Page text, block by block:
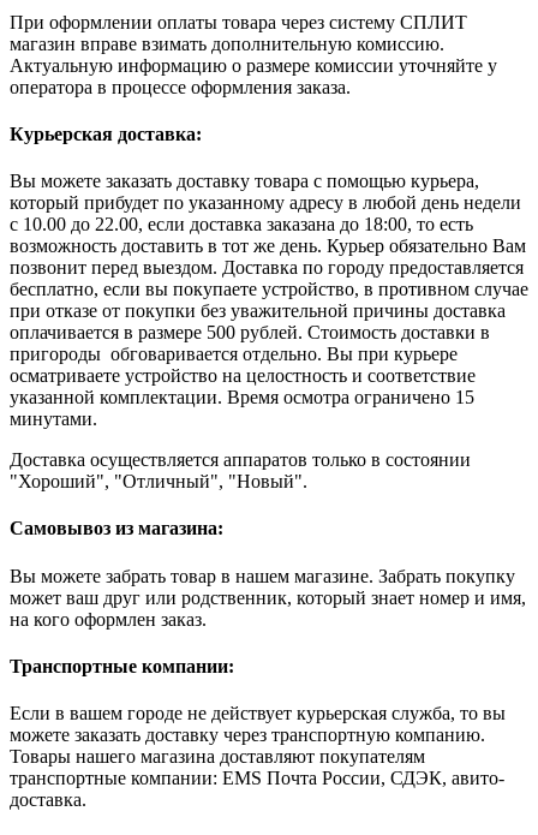
При оформлении оплаты товара через систему СПЛИТ
магазин вправе взимать дополнительную комиссию.
Актуальную информацию о размере комиссии уточняйте у
оператора в процессе оформления заказа.
Курьерская доставка:
Вы можете заказать доставку товара с помощью курьера,
который прибудет по указанному адресу в любой день недели
с 10.00 до 22.00, если доставка заказана до 18:00, то есть
возможность доставить в тот же день. Курьер обязательно Вам
позвонит перед выездом. Доставка по городу предоставляется
бесплатно, если вы покупаете устройство, в противном случае
при отказе от покупки без уважительной причины доставка
оплачивается в размере 500 рублей. Стоимость доставки в
пригороды обговаривается отдельно. Вы при курьере
осматриваете устройство на целостность и соответствие
указанной комплектации. Время осмотра ограничено 15
минутами.
Доставка осуществляется аппаратов только в состоянии
"Хороший", "Отличный", "Новый".
Самовывоз из магазина:
Вы можете забрать товар в нашем магазине. Забрать покупку
может ваш друг или родственник, который знает номер и имя,
на кого оформлен заказ.
Транспортные компании:
Если в вашем городе не действует курьерская служба, то вы
можете заказать доставку через транспортную компанию.
Товары нашего магазина доставляют покупателям
транспортные компании: EMS Почта России, СДЭК, авито-
доставка.